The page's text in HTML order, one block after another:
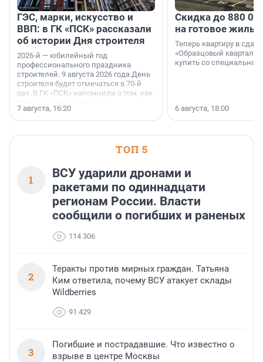
ГЭС, марки, искусство и
ВВП: в ГК «ПСК» рассказали
об истории Дня строителя
2026-й — юбилейный год
профессионального праздника
строителей. 9 августа 2026 года День
строителя будет отмечаться в 70-й
раз. В ГК «ПСК» напомнили о том, как
поменялась роль строительства.
7 августа, 16:20
Скидка до 880
на готовое
Теперь квартиру в
«Образцовый квартал
купить со специальной
6 августа, 18:00
ТОП 5
1
ВСУ ударили дронами и
ракетами по одиннадцати
регионам России. Власти
сообщили о погибших и раненых
114 306
2
Теракты против мирных граждан. Татьяна
Ким ответила, почему ВСУ атакует склады
Wildberries
91 429
3
Погибшие и пострадавшие. Что известно о
взрыве в центре Москвы